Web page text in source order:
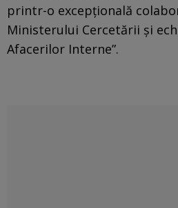
printr-o excepţională
Ministerului Cercetării şi
Afacerilor Interne”.